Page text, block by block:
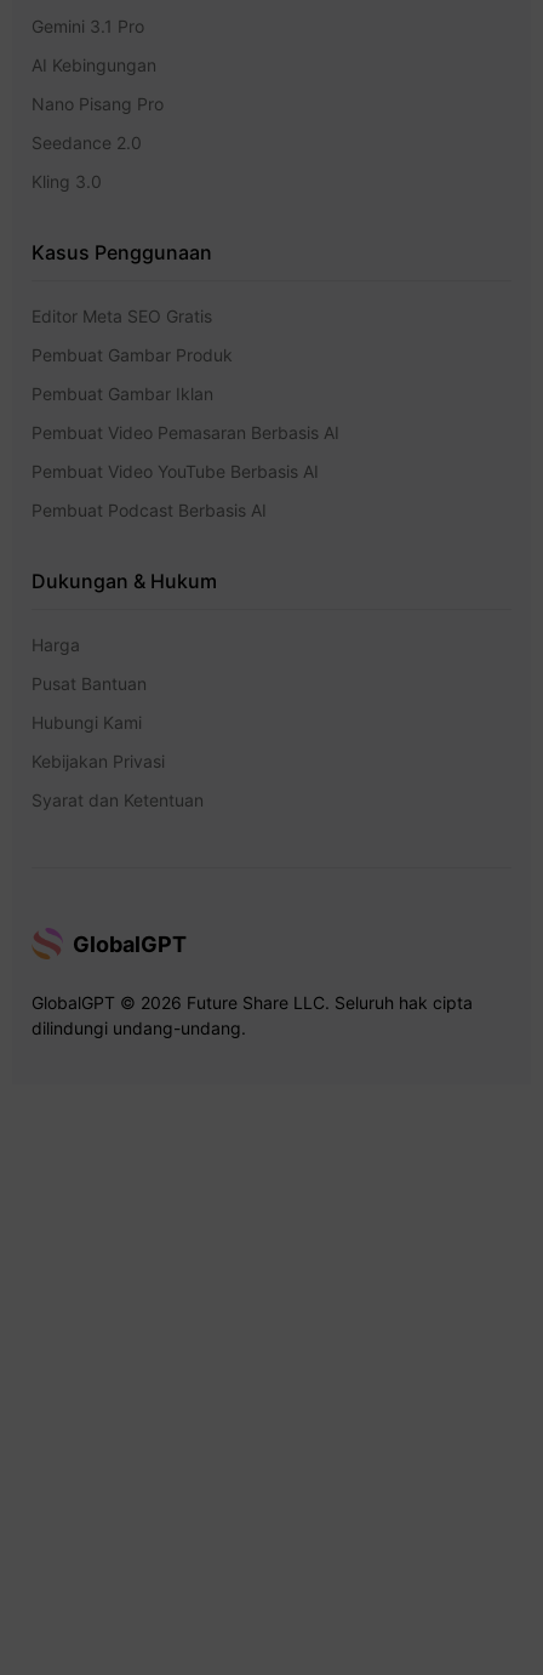
Gemini 3.1 Pro
AI Kebingungan
Nano Pisang Pro
Seedance 2.0
Kling 3.0
Kasus Penggunaan
Editor Meta SEO Gratis
Pembuat Gambar Produk
Pembuat Gambar Iklan
Pembuat Video Pemasaran Berbasis AI
Pembuat Video YouTube Berbasis AI
Pembuat Podcast Berbasis AI
Dukungan & Hukum
Harga
Pusat Bantuan
Hubungi Kami
Kebijakan Privasi
Syarat dan Ketentuan
GlobalGPT
GlobalGPT © 2026 Future Share LLC. Seluruh hak cipta
dilindungi undang-undang.